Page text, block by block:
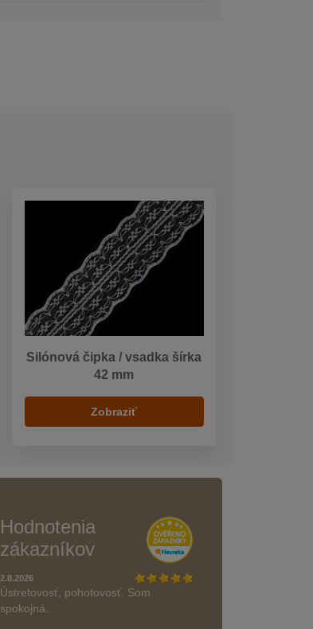
Silónová čipka / vsadka šírka
42 mm
Zobraziť
Hodnotenia
zákazníkov
2.8.2026
Ústretovosť, pohotovosť. Som
spokojná.